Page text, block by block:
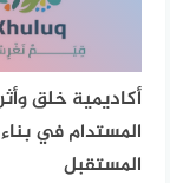
أكاديمية خلق
المستدام في
المستقبل